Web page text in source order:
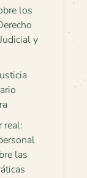
los
y
real:
las